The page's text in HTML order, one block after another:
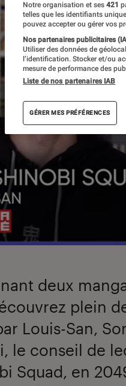
deux
plein
Louis-San,
le conseil de
Squad, en
Notre organisation et ses 421
telles que les identifiants
pouvez accepter ou gérer vos
Nos partenaires publicitaires
Utiliser des données de
l’identification. Stocker et/ou
mesure de performance des
Liste de nos partenaires IAB
GÉRER MES PRÉFÉRENCES